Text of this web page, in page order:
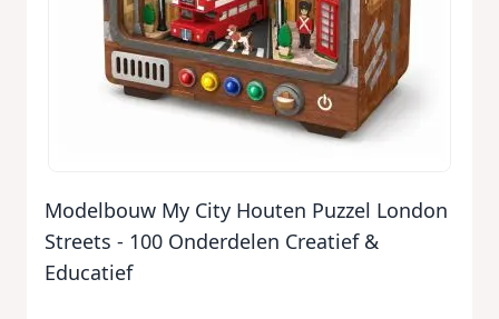
Modelbouw My City Houten Puzzel London
Streets - 100 Onderdelen Creatief &
Educatief